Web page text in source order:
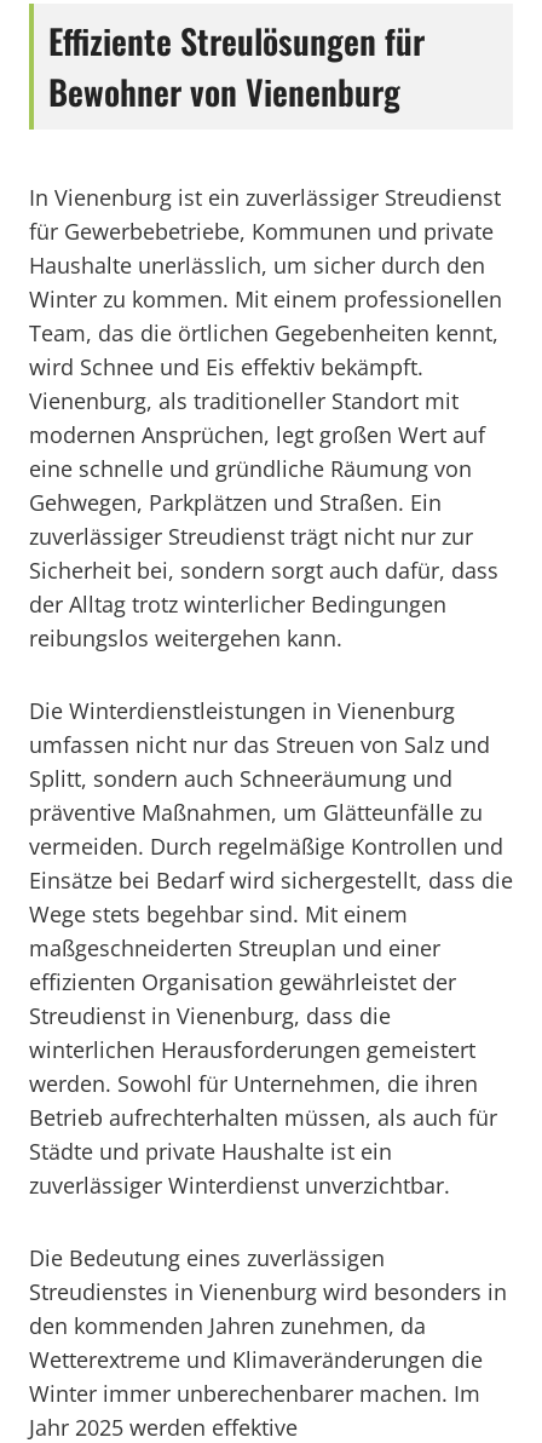
Effiziente Streulösungen für
Bewohner von Vienenburg
In Vienenburg ist ein zuverlässiger Streudienst
für Gewerbebetriebe, Kommunen und private
Haushalte unerlässlich, um sicher durch den
Winter zu kommen. Mit einem professionellen
Team, das die örtlichen Gegebenheiten kennt,
wird Schnee und Eis effektiv bekämpft.
Vienenburg, als traditioneller Standort mit
modernen Ansprüchen, legt großen Wert auf
eine schnelle und gründliche Räumung von
Gehwegen, Parkplätzen und Straßen. Ein
zuverlässiger Streudienst trägt nicht nur zur
Sicherheit bei, sondern sorgt auch dafür, dass
der Alltag trotz winterlicher Bedingungen
reibungslos weitergehen kann.
Die Winterdienstleistungen in Vienenburg
umfassen nicht nur das Streuen von Salz und
Splitt, sondern auch Schneeräumung und
präventive Maßnahmen, um Glätteunfälle zu
vermeiden. Durch regelmäßige Kontrollen und
Einsätze bei Bedarf wird sichergestellt, dass die
Wege stets begehbar sind. Mit einem
maßgeschneiderten Streuplan und einer
effizienten Organisation gewährleistet der
Streudienst in Vienenburg, dass die
winterlichen Herausforderungen gemeistert
werden. Sowohl für Unternehmen, die ihren
Betrieb aufrechterhalten müssen, als auch für
Städte und private Haushalte ist ein
zuverlässiger Winterdienst unverzichtbar.
Die Bedeutung eines zuverlässigen
Streudienstes in Vienenburg wird besonders in
den kommenden Jahren zunehmen, da
Wetterextreme und Klimaveränderungen die
Winter immer unberechenbarer machen. Im
Jahr 2025 werden effektive